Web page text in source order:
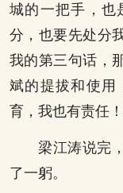
城的一把手，也
分，也要先处分
我的第三句话，
斌的提拔和使用
育，我也有责任
梁江涛说完
了一躬。